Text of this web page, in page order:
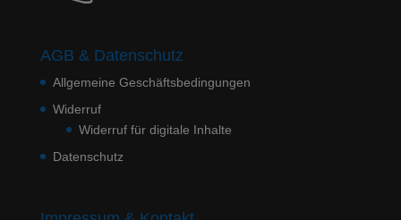
AGB & Datenschutz
Allgemeine Geschäftsbedingungen
Widerruf
Widerruf für digitale Inhalte
Datenschutz